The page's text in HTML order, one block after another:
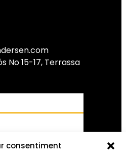
consentiment
No 15-17, Terrassa